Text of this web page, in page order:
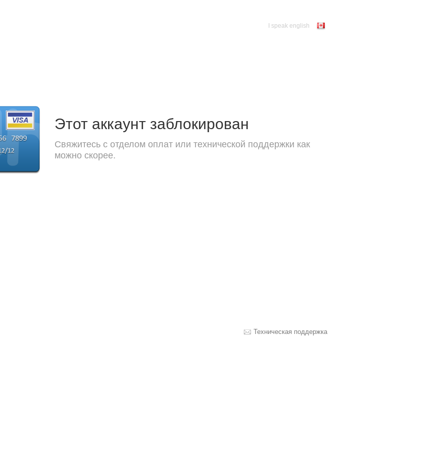
I speak english
Этот аккаунт заблокирован
Свяжитесь с отделом оплат или технической поддержки как
можно скорее.
Техническая поддержка